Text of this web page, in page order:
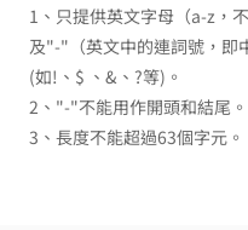
1、只提供英文字母（a-z，
及"-"（英文中的連詞號，即
(如!、$ 、&、?等)。
2、"-"不能用作開頭和結尾。
3、長度不能超過63個字元。